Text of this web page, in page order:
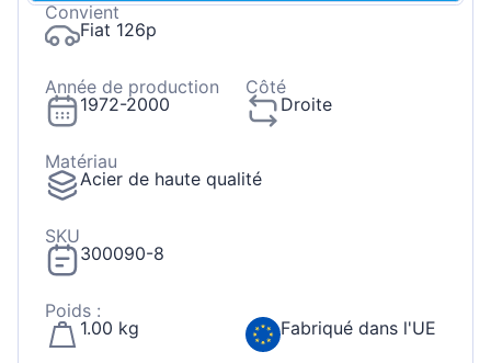
Convient
Fiat 126p
Année de production
1972-2000
Côté
Droite
Matériau
Acier de haute qualité
SKU
300090-8
Poids :
1.00 kg
Fabriqué dans l'UE